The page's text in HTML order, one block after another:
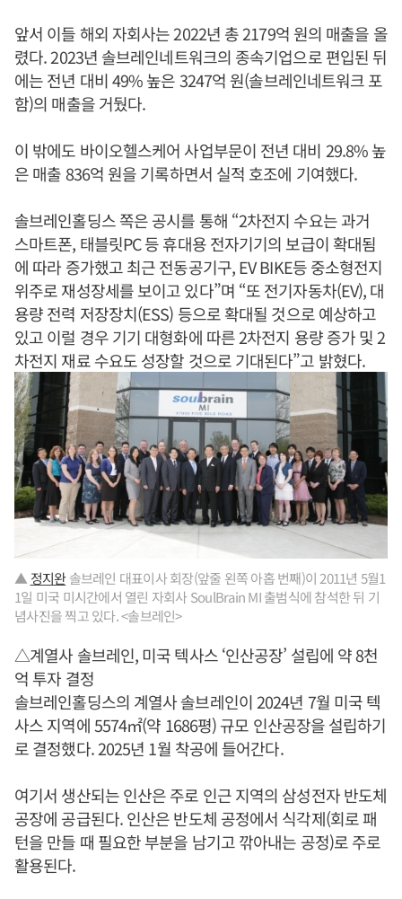
앞서 이들 해외 자회사는 2022년 총 2179억 원의 매출을 올
렸다. 2023년 솔브레인네트워크의 종속기업으로 편입된 뒤
에는 전년 대비 49% 높은 3247억 원(솔브레인네트워크 포
함)의 매출을 거뒀다.
이 밖에도 바이오헬스케어 사업부문이 전년 대비 29.8% 높
은 매출 836억 원을 기록하면서 실적 호조에 기여했다.
솔브레인홀딩스 쪽은 공시를 통해 “2차전지 수요는 과거
스마트폰, 태블릿PC 등 휴대용 전자기기의 보급이 확대됨
에 따라 증가했고 최근 전동공기구, EV BIKE등 중소형전지
위주로 재성장세를 보이고 있다”며 “또 전기자동차(EV), 대
용량 전력 저장장치(ESS) 등으로 확대될 것으로 예상하고
있고 이럴 경우 기기 대형화에 따른 2차전지 용량 증가 및 2
차전지 재료 수요도 성장할 것으로 기대된다”고 밝혔다.
▲ 정지완솔브레인 대표이사 회장(앞줄 왼쪽 아홉 번째)이 2011년 5월1
1일 미국 미시간에서 열린 자회사 SoulBrain MI 출범식에 참석한 뒤 기
념사진을 찍고 있다. <솔브레인>
△계열사 솔브레인, 미국 텍사스 ‘인산공장’ 설립에 약 8천
억 투자 결정
솔브레인홀딩스의 계열사 솔브레인이 2024년 7월 미국 텍
사스 지역에 5574㎡(약 1686평) 규모 인산공장을 설립하기
로 결정했다. 2025년 1월 착공에 들어간다.
여기서 생산되는 인산은 주로 인근 지역의 삼성전자 반도체
공장에 공급된다. 인산은 반도체 공정에서 식각제(회로 패
턴을 만들 때 필요한 부분을 남기고 깎아내는 공정)로 주로
활용된다.